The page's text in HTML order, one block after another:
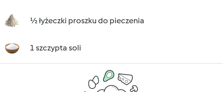
½ łyżeczki proszku do pieczenia
1 szczypta soli